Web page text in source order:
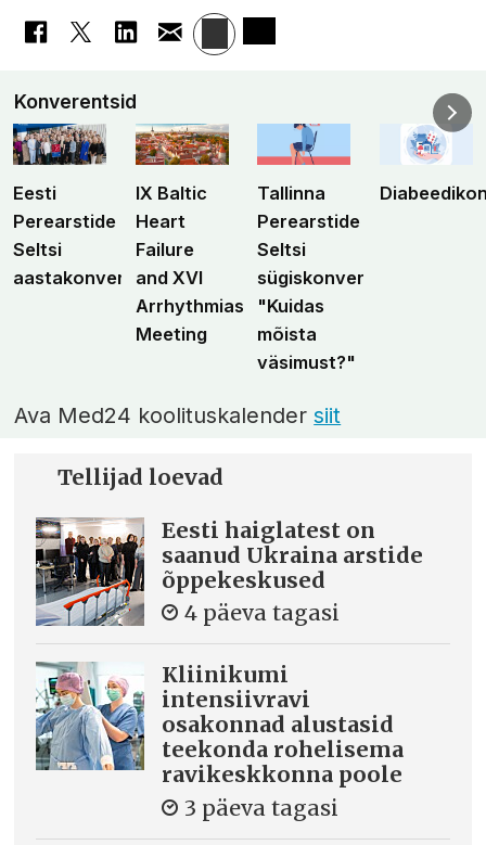
Konverentsid
Eesti
Perearstide
Seltsi
aastakonverents
IX Baltic
Heart
Failure
and XVI
Arrhythmias
Meeting
Tallinna
Perearstide
Seltsi
sügiskonverents
"Kuidas
mõista
väsimust?"
Ava Med24 koolituskalendersiit
Tellijad loevad
Eesti haiglatest on
saanud Ukraina arstide
õppekeskused
4 päeva tagasi
Kliinikumi
intensiivravi
osakonnad alustasid
teekonda rohelisema
ravikeskkonna poole
3 päeva tagasi